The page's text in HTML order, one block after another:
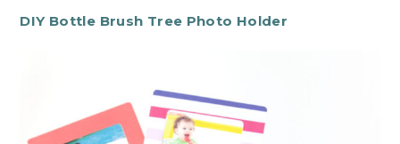
DIY Bottle Brush Tree Photo Holder